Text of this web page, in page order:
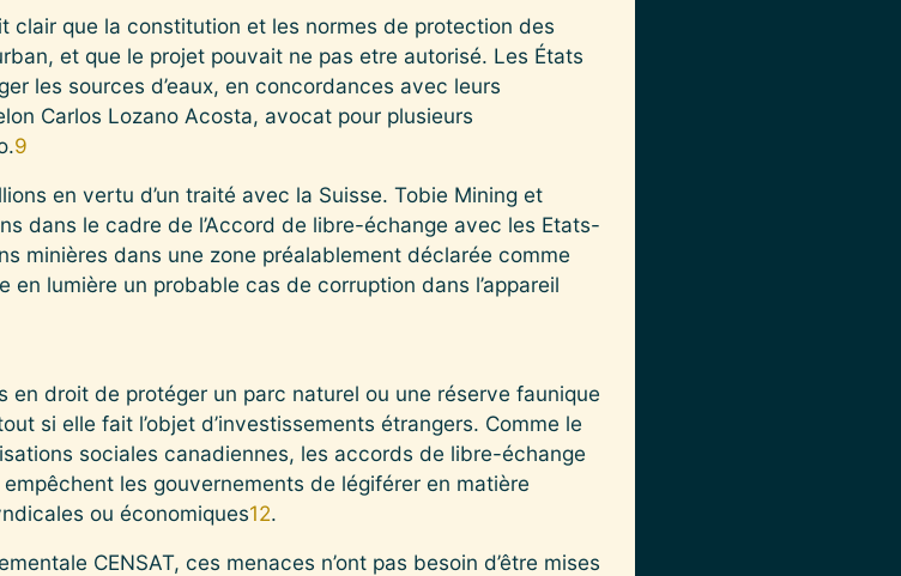
clair que la constitution et les normes de protection des
et que le projet pouvait ne pas etre autorisé. Les États
les sources d’eaux, en concordances avec leurs
Carlos Lozano Acosta, avocat pour plusieurs
9
en vertu d’un traité avec la Suisse. Tobie Mining et
dans le cadre de l’Accord de libre-échange avec les Etats-
minières dans une zone préalablement déclarée comme
lumière un probable cas de corruption dans l’appareil
en droit de protéger un parc naturel ou une réserve faunique
si elle fait l’objet d’investissements étrangers. Comme le
sociales canadiennes, les accords de libre-échange
les gouvernements de légiférer en matière
ou économiques12.
CENSAT, ces menaces n’ont pas besoin d’être mises